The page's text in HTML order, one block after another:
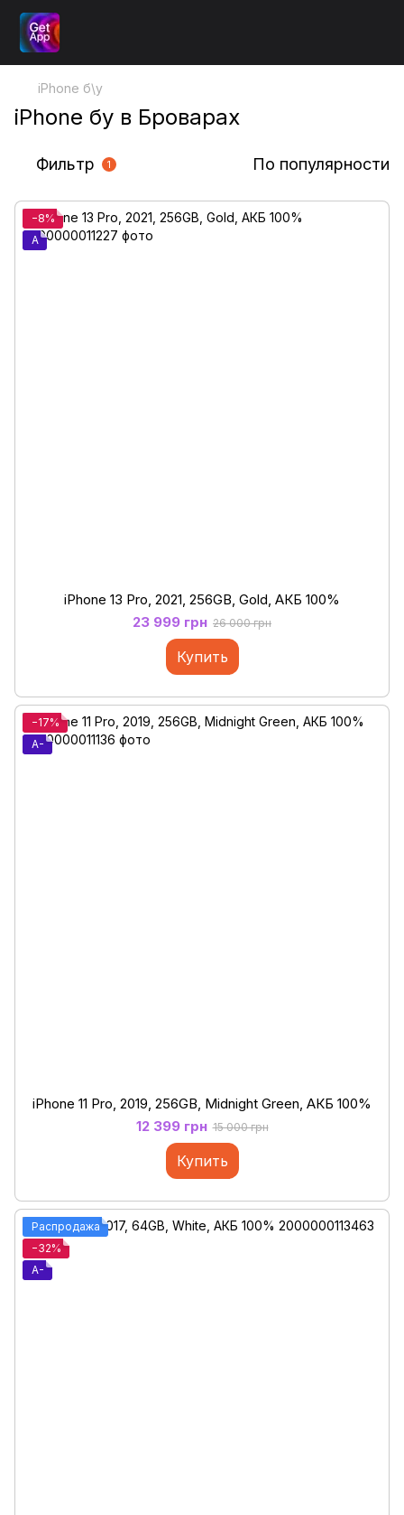
iPhone б\у
iPhone бу в Броварах
Фильтр 1 По популярности
−8%
A
iPhone 13 Pro, 2021, 256GB, Gold, АКБ 100%
23 999 грн 26 000 грн
Купить
−17%
A-
iPhone 11 Pro, 2019, 256GB, Midnight Green, АКБ 100%
12 399 грн 15 000 грн
Купить
Распродажа
−32%
A-